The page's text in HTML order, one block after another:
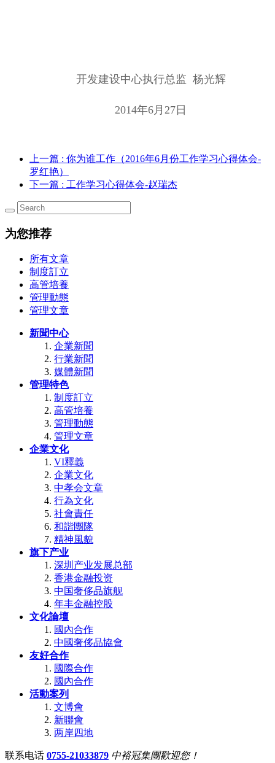
开发建设中心执行总监 杨光辉
2014年6月27日
上一篇 : 你为谁工作（2016年6月份工作学习心得体会-
罗红艳）
下一篇 : 工作学习心得体会-赵瑞杰
为您推荐
所有文章
制度訂立
高管培養
管理動態
管理文章
新聞中心
企業新聞
行業新聞
媒體新聞
管理特色
制度訂立
高管培養
管理動態
管理文章
企業文化
VI釋義
企業文化
中孝会文章
行為文化
社會責任
和諧團隊
精神風貌
旗下产业
深圳产业发展总部
香港金融投资
中国奢侈品旗舰
年丰金融控股
文化論壇
國內合作
中國奢侈品協會
友好合作
國際合作
國內合作
活動案列
文博會
新聯會
两岸四地
联系电话 0755-21033879 中裕冠集團歡迎您！